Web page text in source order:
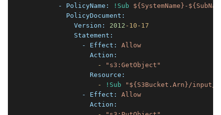
        - PolicyName:
!Sub
${SystemName}-
          PolicyDocument:
            Version:
2012 -10 -17
            Statement:
              - Effect:
Allow
                Action:
                  -
"s3:GetObject"
                Resource:
                  -
!Sub
"${S3Bucket.Arn}/input/
              - Effect:
Allow
                Action: